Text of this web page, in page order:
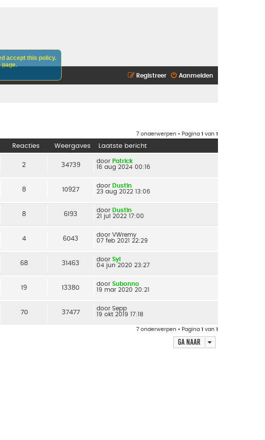
Aanmelden
Registreer
7 onderwerpen • Pagina 1 van 1
Reacties Weergaves Laatste bericht
2 34739
door Patrick
16 aug 2024 00:16
8 10927
door Dustin
23 aug 2022 13:06
8 6193
door Dustin
21 jul 2022 17:00
4 6043
door VWremy
07 feb 2021 22:29
68 31463
door Syl
04 jun 2020 23:27
19 13380
door Subonno
19 mar 2020 20:21
70 37477
door Sepp
19 okt 2019 17:18
7 onderwerpen • Pagina 1 van 1
Ga naar
accept this policy.